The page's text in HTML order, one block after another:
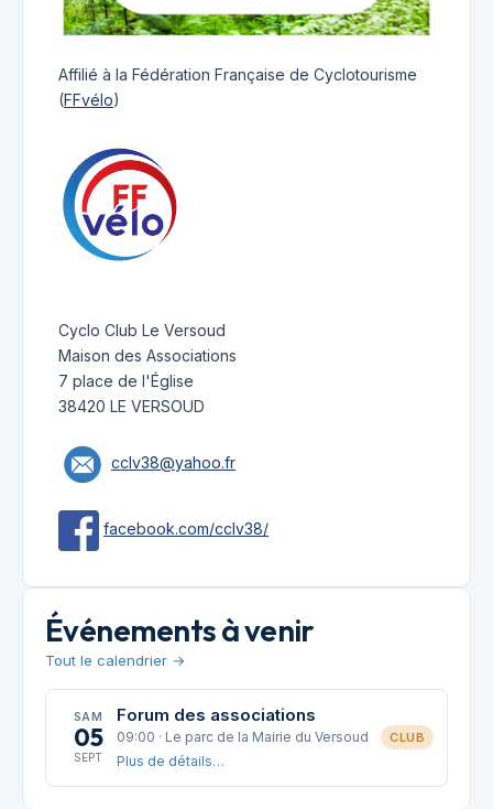
Affilié à la Fédération Française de Cyclotourisme
(FFvélo)
Cyclo Club Le Versoud
Maison des Associations
7 place de l'Église
38420 LE VERSOUD
cclv38@yahoo.fr
facebook.com/cclv38/
Événements à venir
Tout le calendrier →
SAM
05
SEPT
Forum des associations
09:00 · Le parc de la Mairie du Versoud
Plus de détails…
CLUB